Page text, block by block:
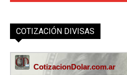
COTIZACIÓN DIVISAS